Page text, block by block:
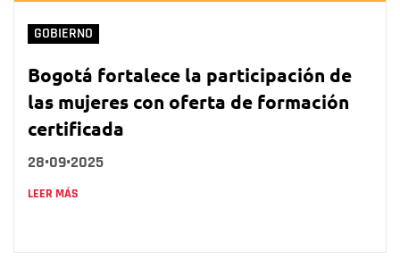
GOBIERNO
Bogotá fortalece la participación de
las mujeres con oferta de formación
certificada
28•09•2025
LEER MÁS